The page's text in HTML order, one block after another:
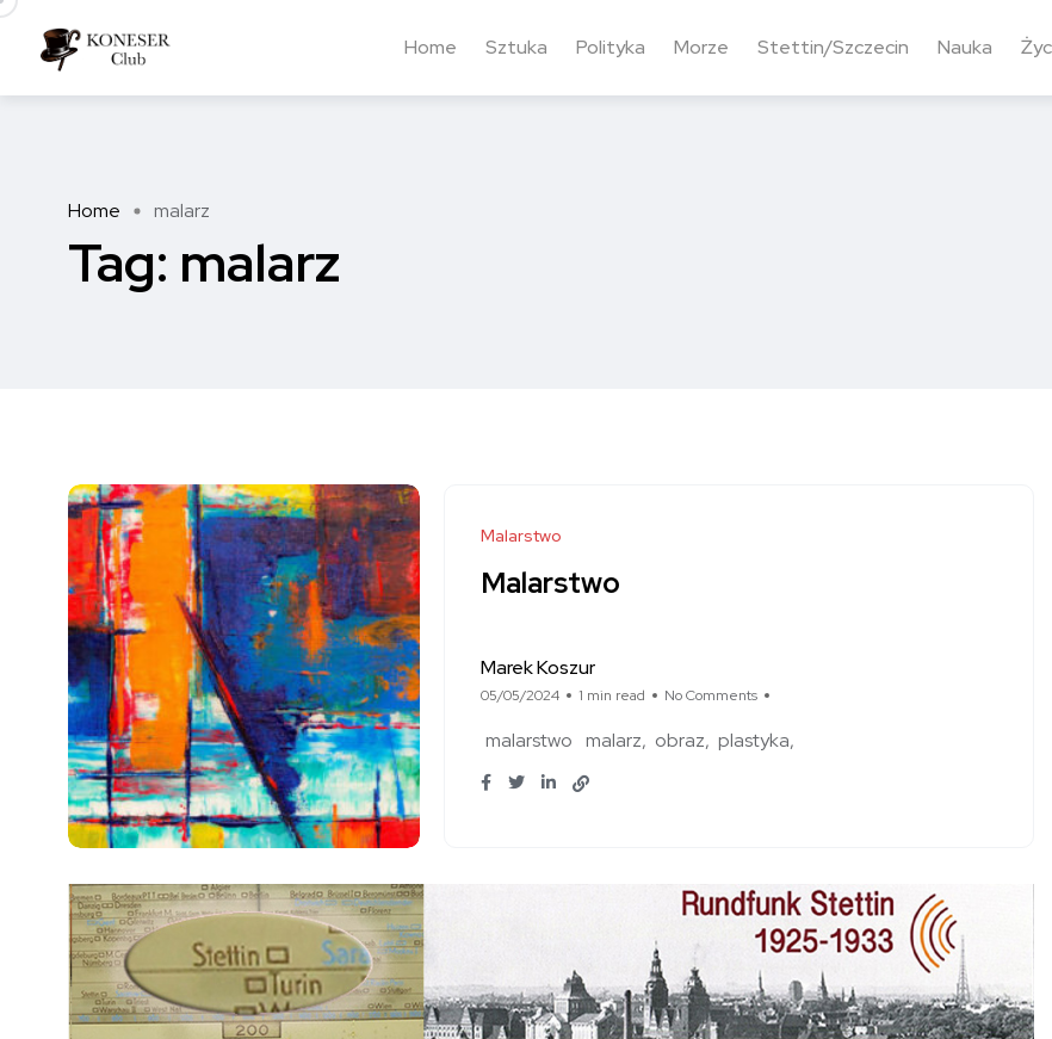
Home Sztuka Polityka Morze Stettin/Szczecin Nauka
Home malarz
Tag: malarz
Malarstwo
Malarstwo
Marek Koszur
05/05/2024 1 min read No Comments
malarstwo malarz obraz plastyka